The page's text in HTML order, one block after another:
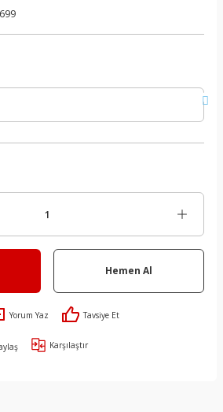
699
Hemen Al
Yorum Yaz Tavsiye Et
Karşılaştır